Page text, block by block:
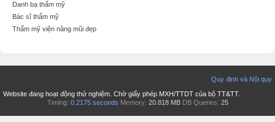
Danh bạ thẩm mỹ
Bác sĩ thẩm mỹ
Thẩm mỹ viện nâng mũi đẹp
Quy định và Nội quy
Website đang hoạt động thử nghiệm. Chờ giấy phép MXH/TTDT của bộ TT&TT.
Timing: 0.2175 seconds Memory: 20.818 MB DB Queries: 25